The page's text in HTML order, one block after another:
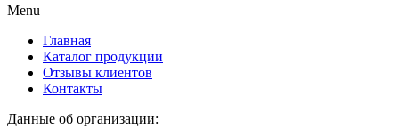
Menu
Главная
Каталог продукции
Отзывы клиентов
Контакты
Данные об организации: